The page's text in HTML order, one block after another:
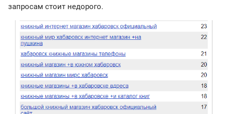
запросам стоит недорого.